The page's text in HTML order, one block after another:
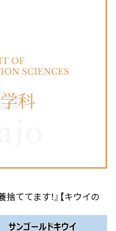
ててます！』【キウイの